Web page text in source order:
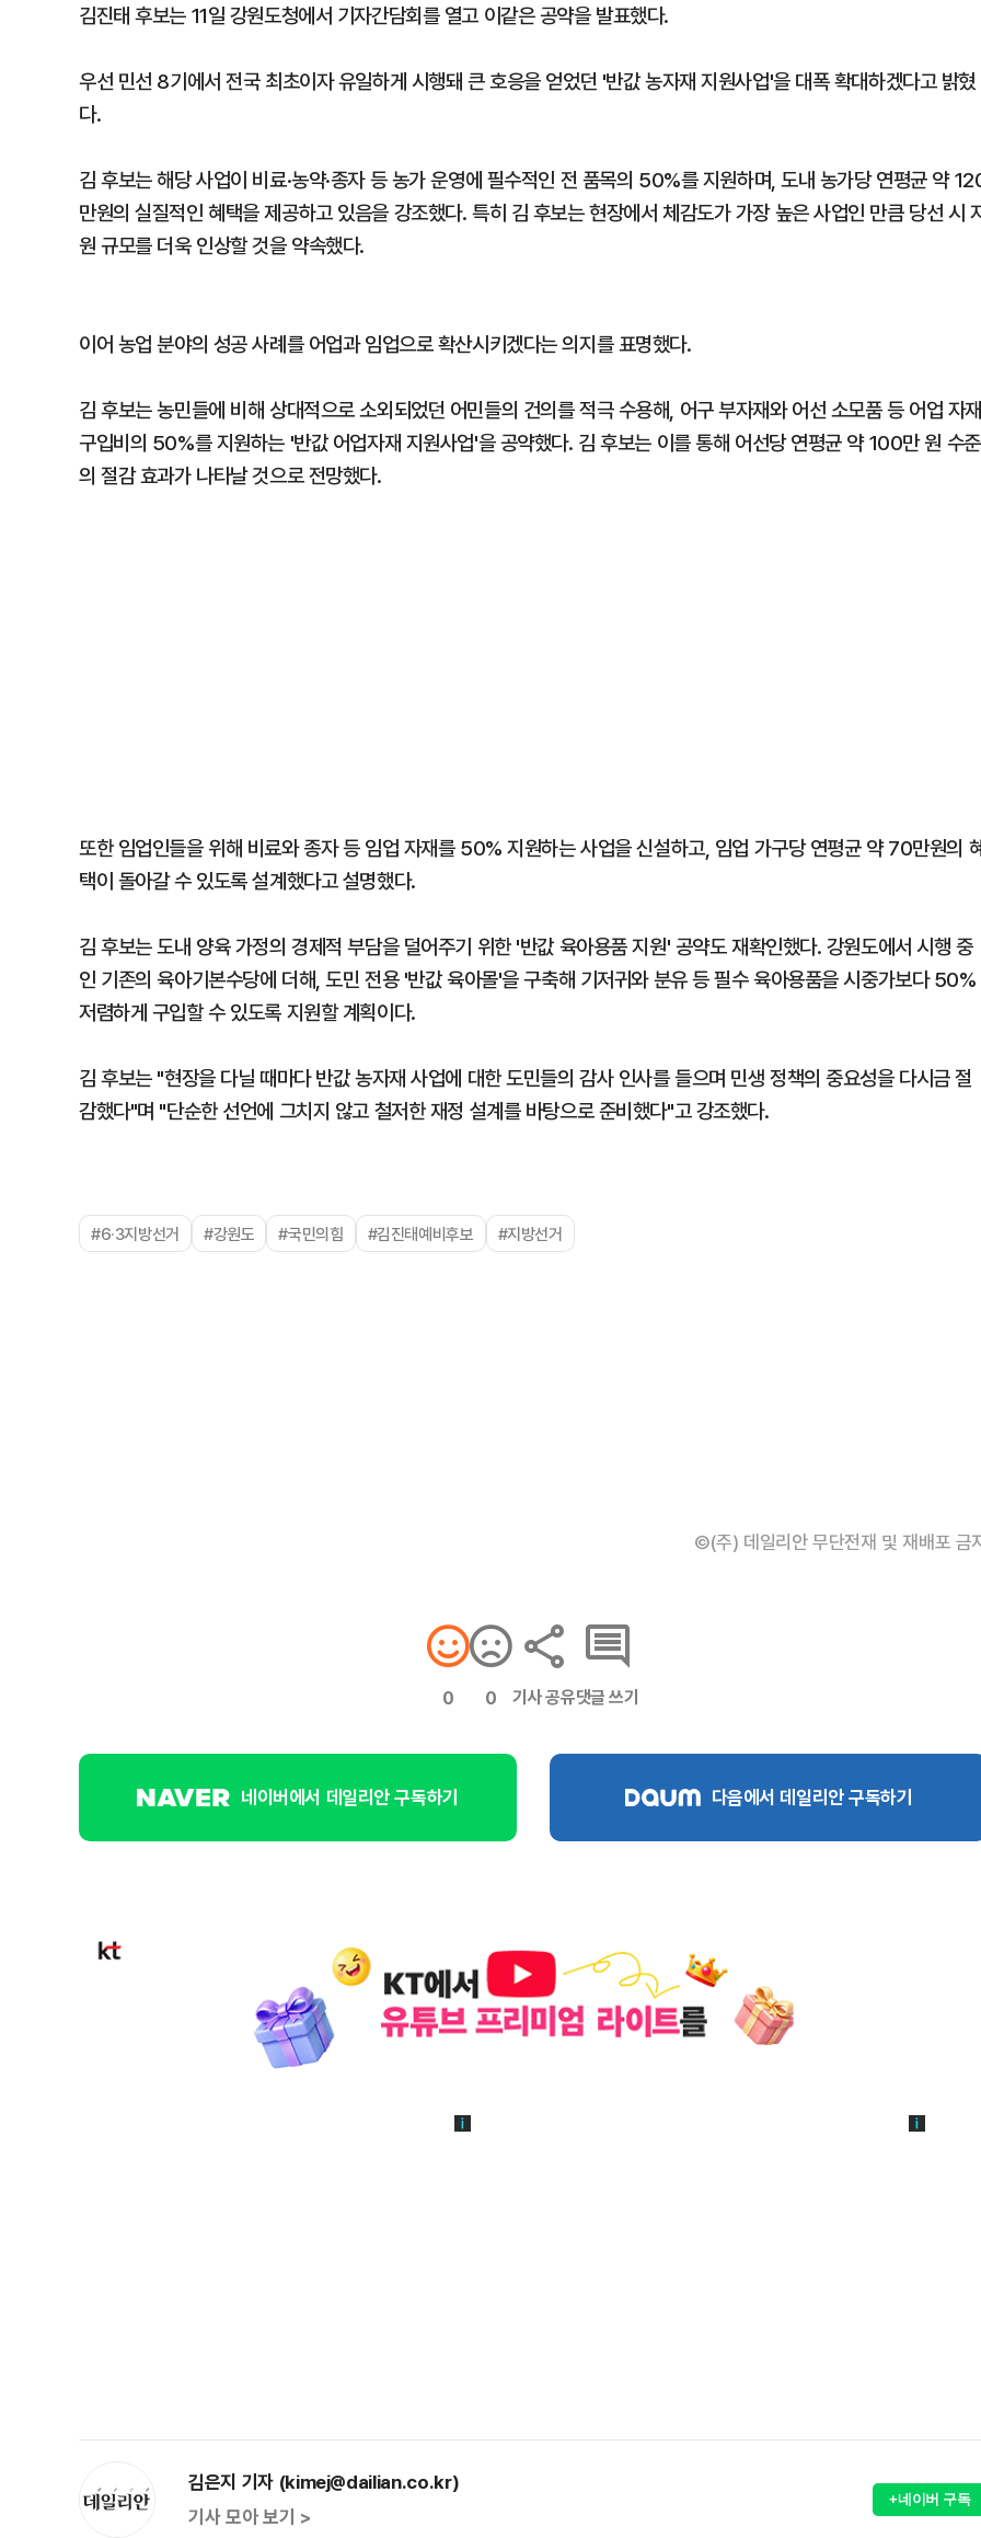
김진태 후보는 11일 강원도청에서 기자간담회를 열고 이같은 공약을 발표했다.
우선 민선 8기에서 전국 최초이자 유일하게 시행돼 큰 호응을 얻었던 '반값 농자재 지원사업'을 대폭 확대하겠다고 밝혔
다.
김 후보는 해당 사업이 비료·농약·종자 등 농가 운영에 필수적인 전 품목의 50%를 지원하며, 도내 농가당 연평균 약
만원의 실질적인 혜택을 제공하고 있음을 강조했다. 특히 김 후보는 현장에서 체감도가 가장 높은 사업인 만큼 당선 시
원 규모를 더욱 인상할 것을 약속했다.
이어 농업 분야의 성공 사례를 어업과 임업으로 확산시키겠다는 의지를 표명했다.
김 후보는 농민들에 비해 상대적으로 소외되었던 어민들의 건의를 적극 수용해, 어구 부자재와 어선 소모품 등 어업 자
구입비의 50%를 지원하는 '반값 어업자재 지원사업'을 공약했다. 김 후보는 이를 통해 어선당 연평균 약 100만 원 수준
의 절감 효과가 나타날 것으로 전망했다.
또한 임업인들을 위해 비료와 종자 등 임업 자재를 50% 지원하는 사업을 신설하고, 임업 가구당 연평균 약 70만원의
택이 돌아갈 수 있도록 설계했다고 설명했다.
김 후보는 도내 양육 가정의 경제적 부담을 덜어주기 위한 '반값 육아용품 지원' 공약도 재확인했다. 강원도에서 시행 중
인 기존의 육아기본수당에 더해, 도민 전용 '반값 육아몰'을 구축해 기저귀와 분유 등 필수 육아용품을 시중가보다 50%
저렴하게 구입할 수 있도록 지원할 계획이다.
김 후보는 "현장을 다닐 때마다 반값 농자재 사업에 대한 도민들의 감사 인사를 들으며 민생 정책의 중요성을 다시금 절
감했다"며 "단순한 선언에 그치지 않고 철저한 재정 설계를 바탕으로 준비했다"고 강조했다.
#6·3지방선거 #강원도 #국민의힘 #김진태예비후보 #지방선거
©(주) 데일리안 무단전재 및 재배포 금
0 0 기사 공유댓글 쓰기
네이버에서 데일리안 구독하기 다음에서 데일리안 구독하기
김은지 기자 (kimej@dailian.co.kr)
기사 모아 보기 >
+네이버 구독